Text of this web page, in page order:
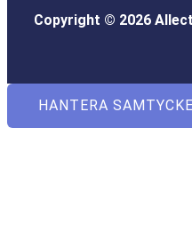
Copyright © 2026
HANTERA SAMTYCKE